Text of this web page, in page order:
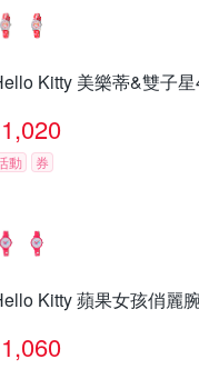
Kitty 美樂蒂&雙子
1,020
動 券
Kitty 蘋果女孩俏麗
1,060